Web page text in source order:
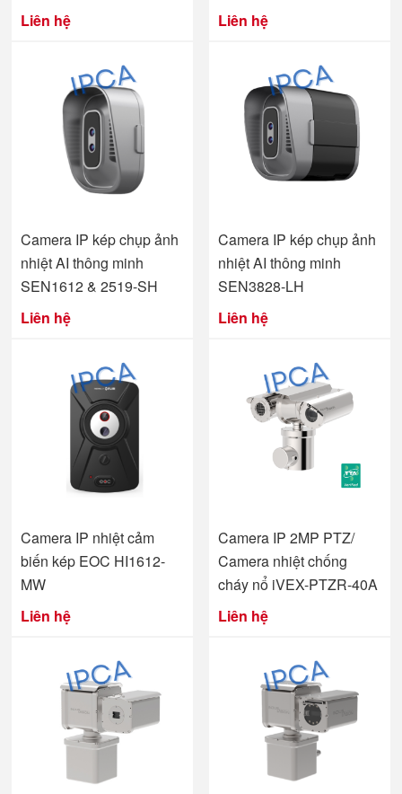
Liên hệ
Liên hệ
Camera IP kép chụp ảnh
nhiệt AI thông minh
SEN1612 & 2519-SH
Liên hệ
Camera IP kép chụp ảnh
nhiệt AI thông minh
SEN3828-LH
Liên hệ
Camera IP nhiệt cảm
biến kép EOC HI1612-
MW
Liên hệ
Camera IP 2MP PTZ/
Camera nhiệt chống
cháy nổ iVEX-PTZR-40A
Liên hệ